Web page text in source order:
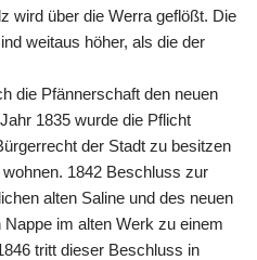
wird über die Werra geflößt. Die
weitaus höher, als die der
die Pfännerschaft den neuen
1835 wurde die Pflicht
der Stadt zu besitzen
1842 Beschluss zur
alten Saline und des neuen
im alten Werk zu einem
tritt dieser Beschluss in